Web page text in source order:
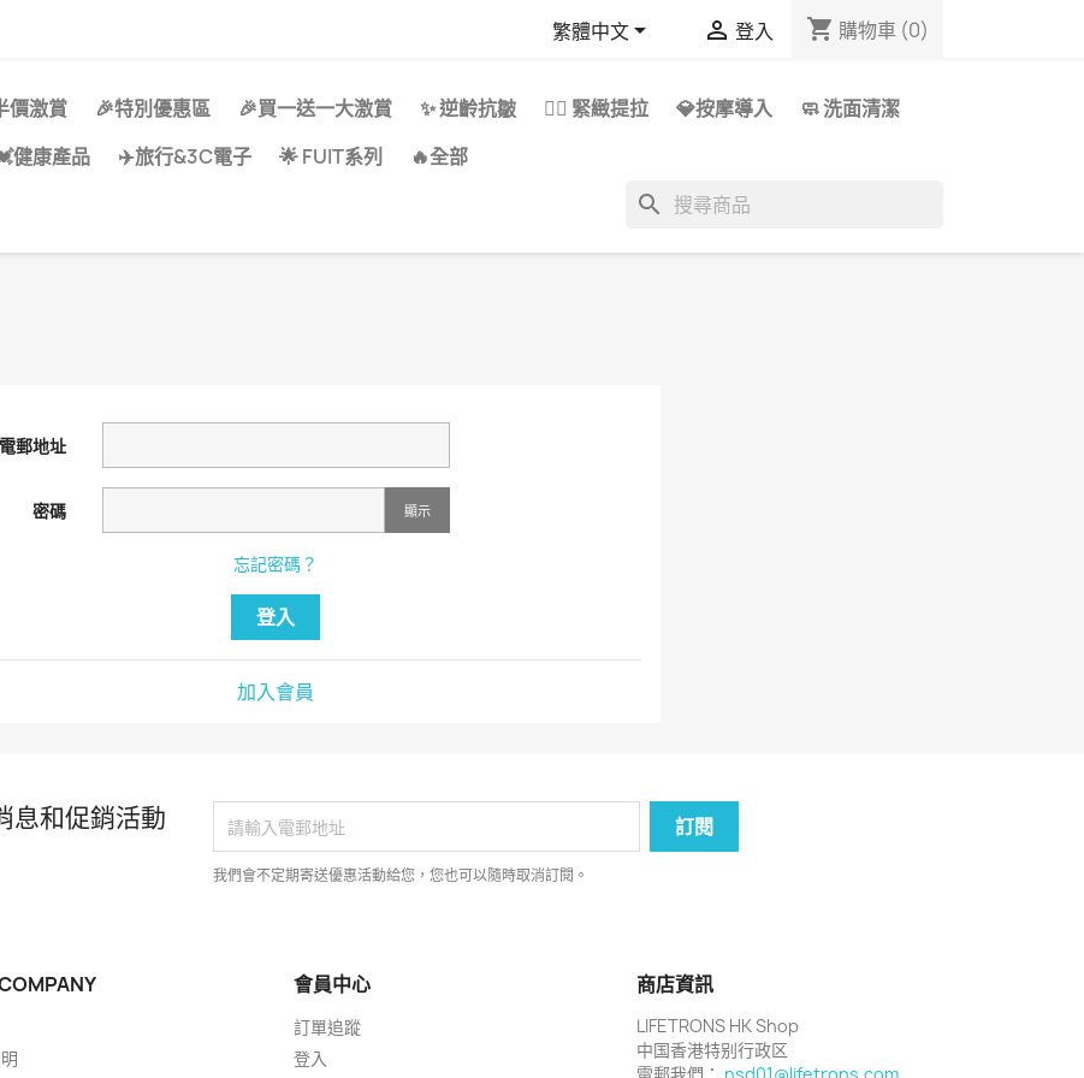
繁體中文  登入 shopping_cart 購物車 (0)
價激賞 🎉特別優惠區 🎉買一送一大激賞 ✨ 逆齡抗皺 👩‍⚕️ 緊緻提拉 💎按摩導入
🧼 洗面清潔
健康產品 ✈️旅行&3C電子 🌟 FUIT系列 🔥全部
search
電郵地址
密碼 顯示
忘記密碼？
登入
加入會員
息和促銷活動
我們會不定期寄送優惠活動給您，您也可以隨時取消訂閱。
會員中心
訂單追蹤
登入
商店資訊
LIFETRONS HK Shop
中国香港特别行政区